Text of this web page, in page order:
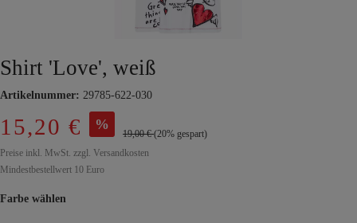
Shirt 'Love', weiß
Artikelnummer: 29785-622-030
15,20 € %
19,00 €(20% gespart)
Preise inkl. MwSt. zzgl. Versandkosten
Mindestbestellwert 10 Euro
Farbe wählen